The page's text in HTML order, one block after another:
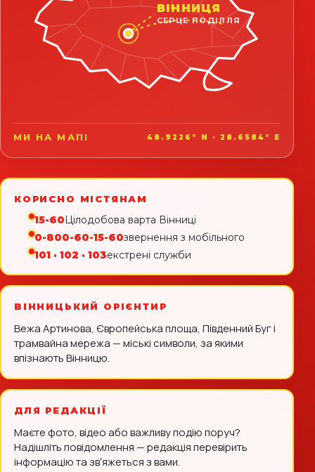
ВІННИЦЯ
СЕРЦЕ ПОДІЛЛЯ
МИ НА МАПІ 48.9226° N · 28.6584° E
КОРИСНО МІСТЯНАМ
15-60Цілодобова варта Вінниці
0-800-60-15-60звернення з мобільного
101 · 102 · 103екстрені служби
ВІННИЦЬКИЙ ОРІЄНТИР
Вежа Артинова, Європейська площа, Південний Буг і
трамвайна мережа — міські символи, за якими
впізнають Вінницю.
ДЛЯ РЕДАКЦІЇ
Маєте фото, відео або важливу подію поруч?
Надішліть повідомлення — редакція перевірить
інформацію та звʼяжеться з вами.